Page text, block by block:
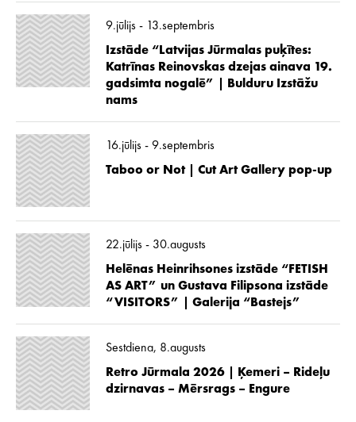
9.jūlijs - 13.septembris
Izstāde “Latvijas Jūrmalas puķītes:
Katrīnas Reinovskas dzejas ainava 19.
gadsimta nogalē” | Bulduru Izstāžu
nams
16.jūlijs - 9.septembris
Taboo or Not | Cut Art Gallery pop-up
22.jūlijs - 30.augusts
Helēnas Heinrihsones izstāde “FETISH
AS ART” un Gustava Filipsona izstāde
“VISITORS” | Galerija “Bastejs”
Sestdiena, 8.augusts
Retro Jūrmala 2026 | Ķemeri – Rideļu
dzirnavas – Mērsrags – Engure